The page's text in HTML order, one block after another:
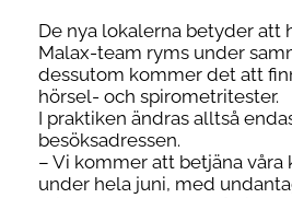
De nya lokalerna betyder att
Malax-team ryms under
dessutom kommer det att
hörsel- och spirometritester.
I praktiken ändras alltså
besöksadressen.
– Vi kommer att betjäna våra
under hela juni, med